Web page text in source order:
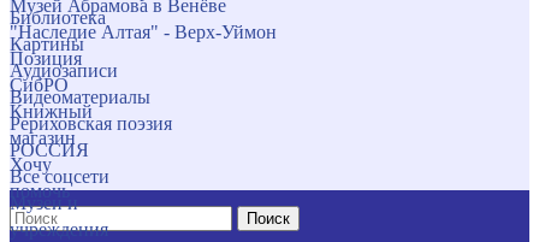
Музей Абрамова в Венёве
"Наследие Алтая" - Верх-Уймон
Позиция
СибРО
Книжный
магазин
Хочу
помочь
Поиск
Библиотека
Картины
Аудиозаписи
Видеоматериалы
Рериховская поэзия
РОССИЯ
Все соцсети
Музеи и
учреждения